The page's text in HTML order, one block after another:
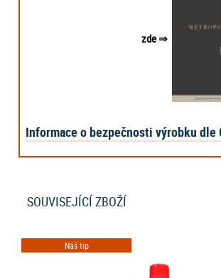
zde⇒
Informace o bezpečnosti výrobku dle
SOUVISEJÍCÍ ZBOŽÍ
Náš tip